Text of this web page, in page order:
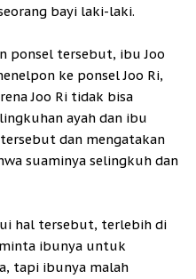
bayi laki-laki.
ponsel tersebut, ibu Joo
ke ponsel Joo Ri,
Joo Ri tidak bisa
ayah dan ibu
dan mengatakan
suaminya selingkuh dan
hal tersebut, terlebih di
ibunya untuk
tapi ibunya malah